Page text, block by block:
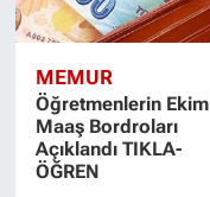
MEMUR
Öğretmenlerin Ekim
Maaş Bordroları
Açıklandı TIKLA-
ÖĞREN